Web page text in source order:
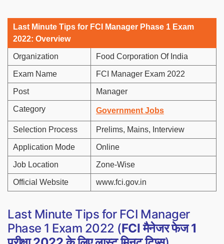
Last Minute Tips for FCI Manager Phase 1 Exam
2022: Overview
Organization Food Corporation Of India
Exam Name FCI Manager Exam 2022
Post Manager
Category Government Jobs
Selection Process Prelims, Mains, Interview
Application Mode Online
Job Location Zone-Wise
Official Website www.fci.gov.in
Last Minute Tips for FCI Manager
Phase 1 Exam 2022 (FCI मैनेजर फेज 1